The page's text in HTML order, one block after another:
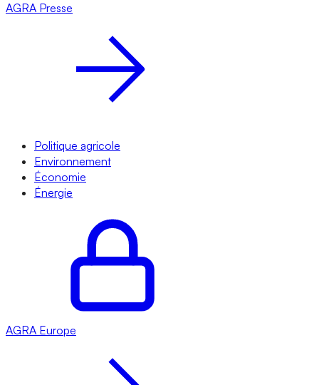
AGRA Presse
Politique agricole
Environnement
Économie
Énergie
AGRA Europe